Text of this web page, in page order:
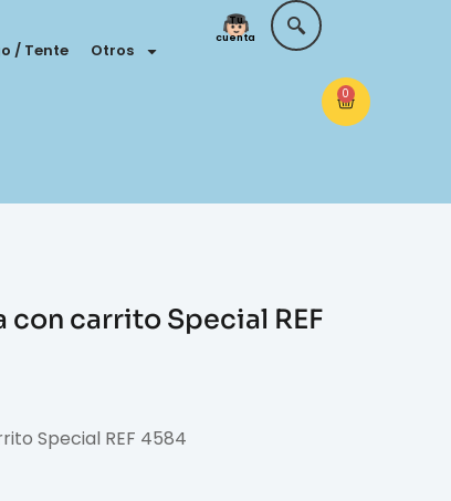
/ Tente Otros
Tu
cuenta
0
con carrito Special REF
Special REF 4584